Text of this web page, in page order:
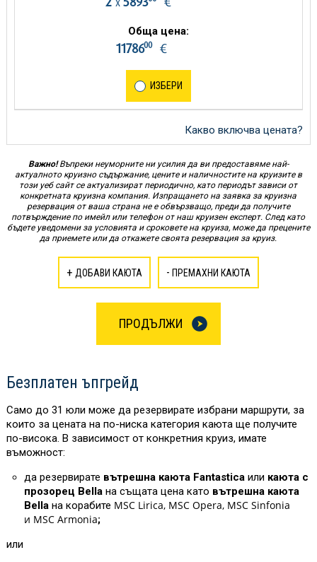
х
Обща цена:
1178600€
ИЗБЕРИ
Какво включва цената?
Важно!Въпреки неуморните ни усилия да ви предоставяме най-
актуалното круизно съдържание, цените и наличностите на круизите в
този уеб сайт се актуализират периодично, като периодът зависи от
конкретната круизна компания. Изпращането на заявка за круизна
резервация от ваша страна не е обвързващо, преди да получите
потвърждение по имейл или телефон от наш круизен експерт. След като
бъдете уведомени за условията и сроковете на круиза, може да прецените
да приемете или да откажете своята резервация за круиз.
+ ДОБАВИ КАЮТА - ПРЕМАХНИ КАЮТА
ПРОДЪЛЖИ
Безплатен ъпгрейд
Само до 31 юли може да резервирате избрани маршрути, за
които за цената на по-ниска категория каюта ще получите
по-висока. В зависимост от конкретния круиз, имате
въможност:
да резервирате вътрешна каюта Fantasticaили каюта с
прозорец Bellaна същата цена като вътрешна каюта
Bella на корабите MSC Lirica, MSC Opera, MSC Sinfonia
и MSC Armonia;
или